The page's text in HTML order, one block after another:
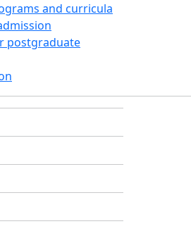
and curricula
postgraduate